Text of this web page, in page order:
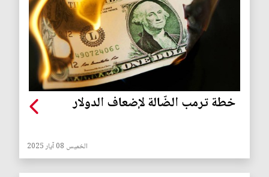
خطة ترمب الضّالة لإضعاف الدولار
الخميس 08 آيار 2025